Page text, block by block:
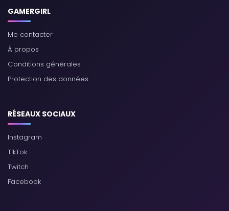
GAMERGIRL
Me contacter
À propos
Conditions générales
Protection des données
RÉSEAUX SOCIAUX
Instagram
TikTok
Twitch
Facebook